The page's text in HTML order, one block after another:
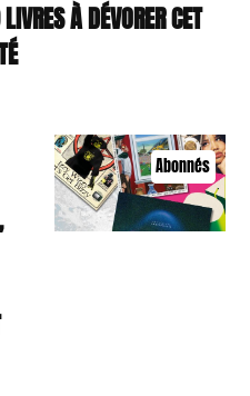
À DÉVORER CET
Abonnés